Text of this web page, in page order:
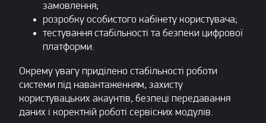
замовлення;
розробку особистого кабінету користувача;
тестування стабільності та безпеки цифрової
платформи.
Окрему увагу приділено стабільності роботи
системи під навантаженням, захисту
користувацьких акаунтів, безпеці передавання
даних і коректній роботі сервісних модулів.